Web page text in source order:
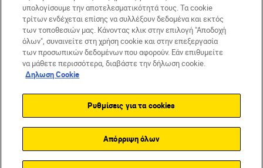
CY(gr) Nikon Sites
Επικοινωνήστε μαζί μας
Δήλωση περί απορρήτου
Όροι Χρήσης
Δήλωση cookie
Ρυθμίσεις cookie
© 2026 Nikon
Back to top
υπολογίσουμε την αποτελεσματικότητά τους. Τα cookie
τρίτων ενδέχεται επίσης να συλλέξουν δεδομένα και εκτός
των τοποθεσιών μας. Κάνοντας κλικ στην επιλογή "Αποδοχή
όλων", συναινείτε στη χρήση cookie και στην επεξεργασία
των προσωπικών δεδομένων που αφορούν. Εάν επιθυμείτε
να μάθετε περισσότερα, διαβάστε την δήλωση cookie.
Δηλωση Cookie
Ρυθμίσεις για τα cookies
Απόρριψη όλων